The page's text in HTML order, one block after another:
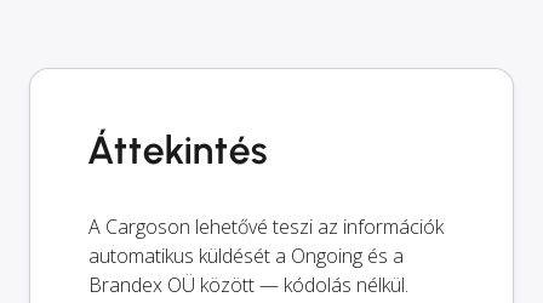
Áttekintés
A Cargoson lehetővé teszi az információk
automatikus küldését a Ongoing és a
Brandex OÜ között — kódolás nélkül.